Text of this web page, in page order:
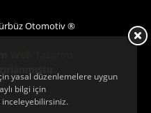
yasal düzenlemelere uygun
bilgi için
inceleyebilirsiniz.
Otomotiv ®